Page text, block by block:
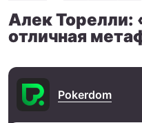
Алек
отличная
Pokerdom